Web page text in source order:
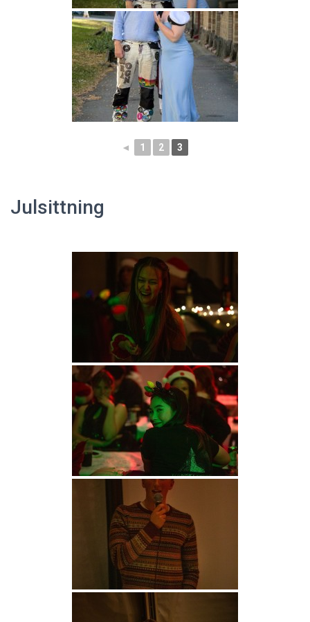
◄ 1 2 3
Julsittning